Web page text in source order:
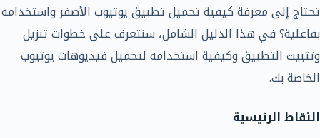
تحتاج إلى معرفة كيفية تحميل تطبيق يوتيوب الأصفر واستخدامه
بفاعلية؟ في هذا الدليل الشامل، سنتعرف على خطوات تنزيل
وتثبيت التطبيق وكيفية استخدامه لتحميل فيديوهات يوتيوب
الخاصة بك.
النقاط الرئيسية